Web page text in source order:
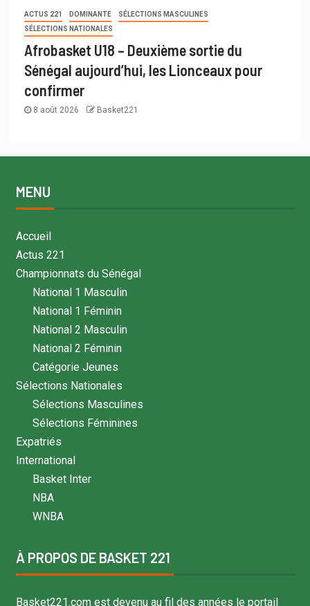
ACTUS 221 DOMINANTE
SÉLECTIONS MASCULINES
SÉLECTIONS NATIONALES
Afrobasket U18 – Deuxième sortie du
Sénégal aujourd’hui, les Lionceaux pour
confirmer
8 août 2026 Basket221
MENU
Accueil
Actus 221
Championnats du Sénégal
National 1 Masculin
National 1 Féminin
National 2 Masculin
National 2 Féminin
Catégorie Jeunes
Sélections Nationales
Sélections Masculines
Sélections Féminines
Expatriés
International
Basket Inter
NBA
WNBA
À PROPOS DE BASKET 221
Basket221.com est devenu au fil des années le portail